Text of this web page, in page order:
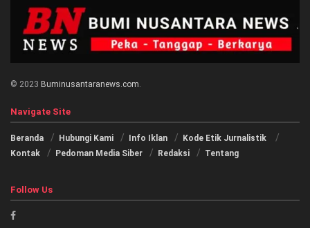
© 2023 Buminusantaranews.com.
Navigate Site
Beranda Hubungi Kami Info Iklan
Kode Etik Jurnalistik
Kontak
Pedoman Media Siber Redaksi Tentang
Follow Us